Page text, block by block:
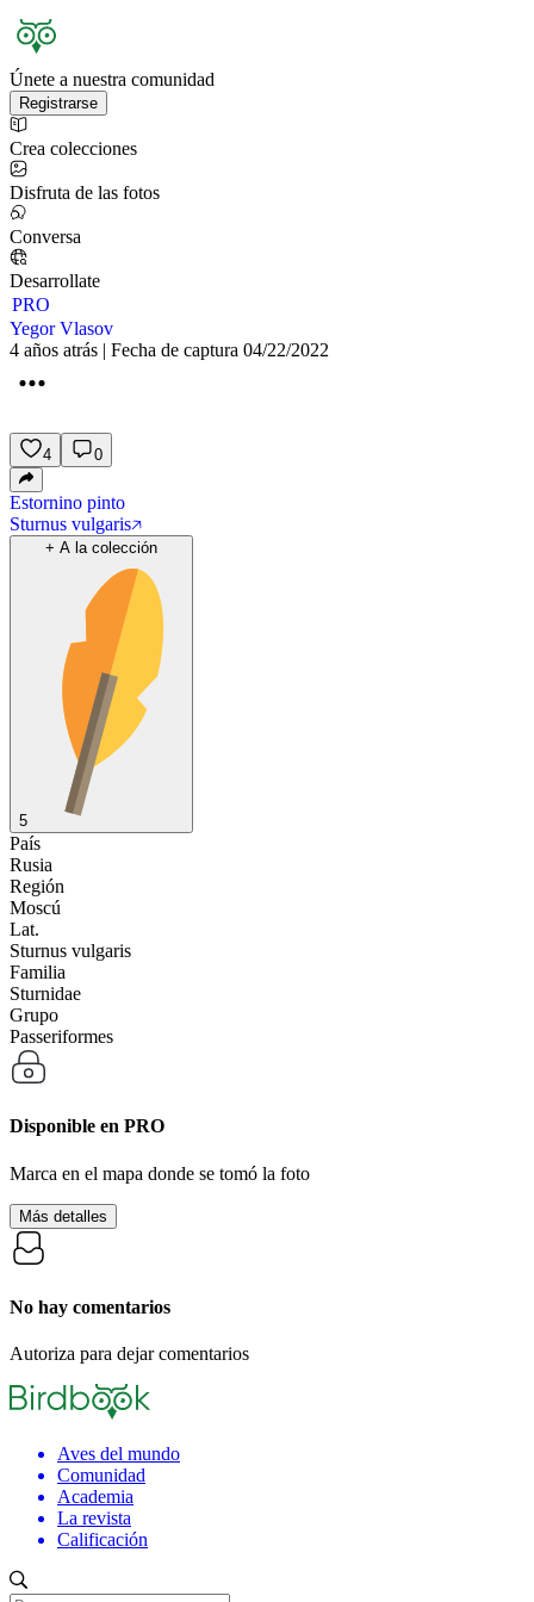
Únete a nuestra comunidad
Registrarse
Crea colecciones
Disfruta de las fotos
Conversa
Desarrollate
PRO
Yegor Vlasov
4 años atrás | Fecha de captura 04/22/2022
4 0
Estornino pinto
Sturnus vulgaris
+ A la colección
5
País
Rusia
Región
Moscú
Lat.
Sturnus vulgaris
Familia
Sturnidae
Grupo
Passeriformes
Disponible en PRO
Marca en el mapa donde se tomó la foto
Más detalles
No hay comentarios
Autoriza para dejar comentarios
Aves del mundo
Comunidad
Academia
La revista
Calificación